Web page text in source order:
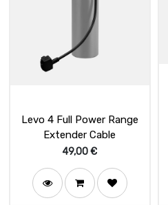
Levo 4 Full Power Range
Extender Cable
49,00€